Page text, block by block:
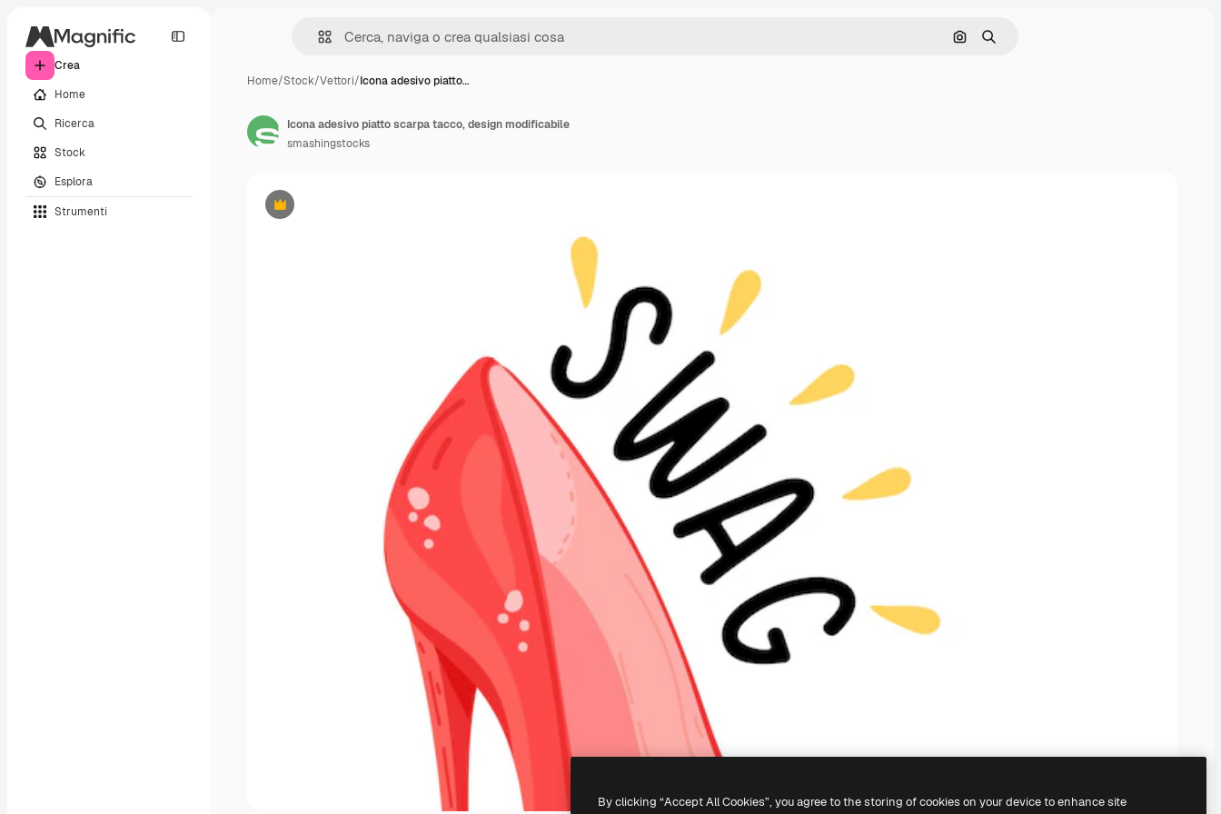
Crea
Home
Ricerca
Stock
Esplora
Strumenti
Cerca per immagine
Ricerca
Home/Stock/Vettori/Icona adesivo piatto…
Premium
Icona adesivo piatto scarpa tacco, design modificabile
smashingstocks
By clicking “Accept All Cookies”, you agree to the storing of cookies on your device to enhance site